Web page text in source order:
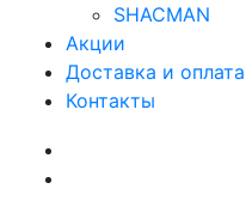
SHACMAN
Акции
Доставка и оплата
Контакты